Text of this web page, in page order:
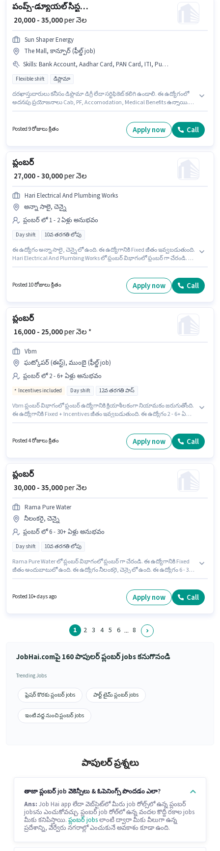
పంప్స్-డ్యూయల్ సిస్టమ్ ప్లంబర్
₹ 20,000 - 35,000per నెల
Sun Shaper Energy
The Mall, కాన్పూర్ (ఫీల్డ్ job)
Skills: Bank Account, Aadhar Card, PAN Card, ITI, Pump Operations
Flexible shift డిప్లొమా
దరఖాస్తుదారులు కనీసం డిప్లొమా డిగ్రీ లేదా సర్టిఫికెట్ కలిగి ఉండాలి. ఈ ఉద్యోగంలో
అదనపు ప్రయోజనాలు Cab, PF, Accomodation, Medical Benefits ఉన్నాయి.
Mall, కాన్పూర్ లో ఉంది. ఈ ఉద్యోగానికి అభ్యర్థి వద్ద Pump Operations ఉండాలి.
Posted 9 రోజులు క్రితం Apply now Call
ప్లంబర్
₹ 27,000 - 30,000per నెల
Hari Electrical And Plumbing Works
అన్నా సాలై, చెన్నై
ప్లంబర్ లో 1 - 2 ఏళ్లు అనుభవం
Day shift 10వ తరగతి లోపు
ఈ ఉద్యోగం అన్నా సాలై, చెన్నై లో ఉంది. ఈ ఉద్యోగానికి Fixed జీతం ఇవ్వబడుతుంది.
Hari Electrical And Plumbing Works లో ప్లంబర్ విభాగంలో ప్లంబర్ గా చేరండి. ఈ
ఉంటుంది. మీరు నెలకు ₹30000 వరకు సంపాదించవచ్చు. ఈ ఉద్యోగం Full Time
ప్రాతిపదికపై, DAY shift మరియు వారానికి 6 days working ఉన్నాయి.
Posted 10 రోజులు క్రితం Apply now Call
ప్లంబర్
₹ 16,000 - 25,000per నెల *
Vbm
ఘట్కోపర్ (ఈస్ట్), ముంబై (ఫీల్డ్ job)
ప్లంబర్ లో 2 - 6+ ఏళ్లు అనుభవం
Incentives included Day shift 12వ తరగతి పాస్
Vbm ప్లంబర్ విభాగంలో ప్లంబర్ ఉద్యోగానికి క్రియాశీలకంగా నియామకం జరుగుతోంది.
ఈ ఉద్యోగానికి Fixed + Incentives జీతం ఇవ్వబడుతుంది. ఈ ఉద్యోగం 2 - 6+ ఏళ్లు
ఉద్యోగ స్థాయి మరియు కంపెనీ పాలసీలపై ఆధారపడి ఇప్పించబడతాయి. ఈ ఉద్యోగం
ఘట్కోపర్ (ఈస్ట్), ముంబై లో ఉంది. ఇది Full Time ఉద్యోగం, ఇందులో DAY shift
Posted 4 రోజులు క్రితం Apply now Call
ప్లంబర్
₹ 30,000 - 35,000per నెల
Rama Pure Water
నీలంకరై, చెన్నై
ప్లంబర్ లో 6 - 30+ ఏళ్లు అనుభవం
Day shift 10వ తరగతి లోపు
Rama Pure Water లో ప్లంబర్ విభాగంలో ప్లంబర్ గా చేరండి. ఈ ఉద్యోగానికి Fixed
జీతం అందుబాటులో ఉంది. ఈ ఉద్యోగం నీలంకరై, చెన్నై లో ఉంది. ఈ ఉద్యోగం 6 - 30+
మరియు వారానికి 6 days working ఉన్నాయి. 10వ తరగతి లోపు అర్హత ఉన్న
Posted 10+ days ago Apply now Call
1 2 3 4 5 6 ... 8
JobHai.comపై 160 పాపులర్ ప్లంబర్ jobs కనుగొనండి
Trending Jobs
ఫ్రెషర్ కొరకు ప్లంబర్ jobs పార్ట్ టైమ్ ప్లంబర్ jobs
ఇంటి వద్ద నుంచి ప్లంబర్ jobs
పాపులర్ ప్రశ్నలు
తాజా ప్లంబర్ job వెకెన్సీలు & ఓపెనింగ్స్ పొందడం ఎలా?
Ans: Job Hai app లేదా వెబ్‌సైట్‌లో మీరు job రోల్స్‌లో ఉన్న ప్లంబర్
jobsను ఎంచుకోవచ్చు. ప్లంబర్ job రోల్‌లో ఉన్న వందల కొద్దీ రకాల jobs
మీకు కనిపిస్తాయి. ప్లంబర్ jobsలాంటి ద్వారా మీకు వీలుగా ఉన్న
ప్రదేశాన్ని, వేర్వేరు నగరాల్లో ఎంచుకునే అవకాశం కూడా ఉంది.